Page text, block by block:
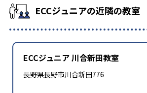
ECCジュニアの近隣の教室
ECCジュニア 川合新田教室
長野県長野市川合新田776